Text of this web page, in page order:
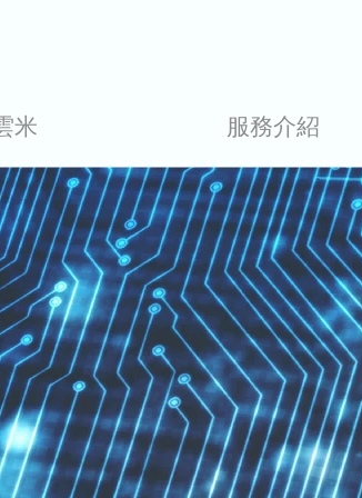
米 服務介紹